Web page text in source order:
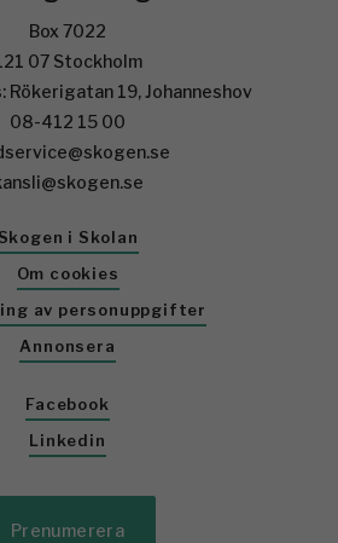
Box 7022
07 Stockholm
Rökerigatan 19, Johanneshov
08-412 15 00
Skogen i Skolan
Om cookies
av personuppgifter
Annonsera
Facebook
Linkedin
Prenumerera